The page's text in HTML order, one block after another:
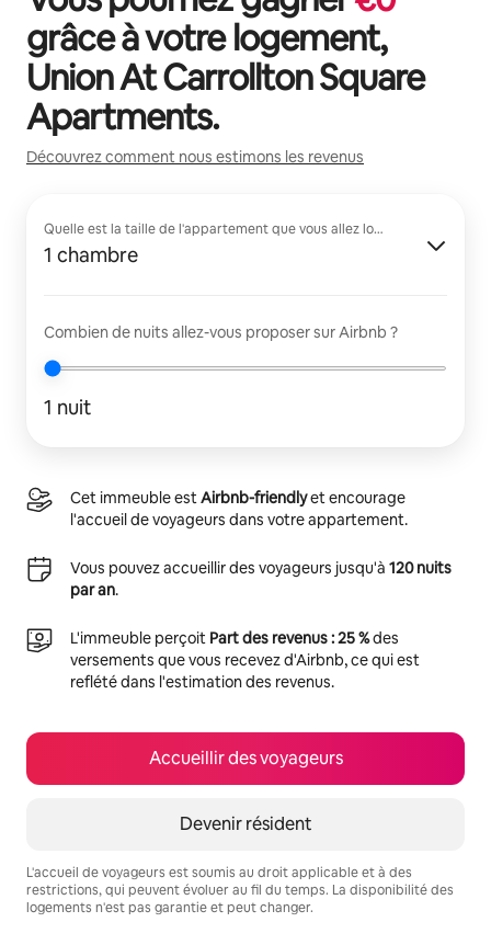
grâce à votre logement,
Union At Carrollton Square
Apartments.
Découvrez comment nous estimons les revenus
Quelle est la taille de l'appartement que vous allez louer ?
1 chambre
Combien de nuits allez-vous proposer sur Airbnb ?
1 nuit
Cet immeuble estAirbnb-friendlyet encourage
l'accueil de voyageurs dans votre appartement.
Vous pouvez accueillir des voyageurs jusqu'à 120 nuits
par an.
L'immeuble perçoit Part des revenus : 25 %des
versements que vous recevez d'Airbnb, ce qui est
reflété dans l'estimation des revenus.
Accueillir des voyageurs
Devenir résident
L'accueil de voyageurs est soumis au droit applicable et à des
restrictions, qui peuvent évoluer au fil du temps. La disponibilité des
logements n'est pas garantie et peut changer.